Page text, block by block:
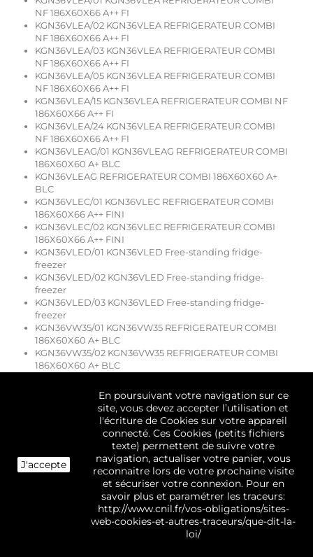
NF 186X60X66 A++ FI
KGN36VLEA/02 KGN36VLEA REFRIGERATEUR COMBI
NF 186X60X66 A++ FI
KGN36VLEA/03 KGN36VLEA REFRIGERATEUR COMBI
NF 186X60X66 A++ FI
KGN36VLEA/05 KGN36VLEA REFRIGERATEUR COMBI
NF 186X60X66 A++ FI
KGN36VLEA/15 KGN36VLEA REFRIGERATEUR COMBI NF
186X60X66 A++ FI
KGN36VLEA/24 KGN36VLEA REFRIGERATEUR COMBI
NF 186X60X66 A++ FI
KGN36VLEAG/01 KGN36VLEAG REFRIGERATEUR COMBI
186X60X60 A+ BLC
KGN36VLEAG REFRIGERATEUR COMBI 186X60X60 A+
BLC
KGN36VLEC/01 KGN36VLEC REFRIGERATEUR COMBI
186X60X66 A++ FINI
KGN36VLEC/02 KGN36VLEC REFRIGERATEUR COMBI
186X60X66 A++ FINI
KGN36VLED/01 KGN36VLED Free-standing fridge-
freezer
KGN36VLED/02 KGN36VLED Free-standing fridge-
freezer
KGN36VLED/03 KGN36VLED Free-standing fridge-
freezer
KGN36VW35/01 KGN36VW35 REFRIGERATEUR COMBI
186X60X60 A+ BLC
KGN36VW35/02 KGN36VW35 REFRIGERATEUR COMBI
186X60X60 A+ BLC
186X60X60 A+ BLC
KGN36VW35/04 KGN36VW35 REFRIGERATEUR COMBI
186X60X60 A+ BLC
KGN36VW35/05 KGN36VW35 REFRIGERATEUR COMBI
186X60X60 A+ BLC
KGN36VW35/06 KGN36VW35 REFRIGERATEUR COMBI
186X60X60 A+ BLC
KGN36VW35/07 KGN36VW35 REFRIGERATEUR COMBI
186X60X60 A+ BLC
KGN36VW35/08 KGN36VW35 REFRIGERATEUR COMBI
186X60X60 A+ BLC
KGN36VW35/09 KGN36VW35 REFRIGERATEUR COMBI
J'accepte
En poursuivant votre navigation sur ce
site, vous devez accepter l’utilisation et
l'écriture de Cookies sur votre appareil
connecté. Ces Cookies (petits fichiers
texte) permettent de suivre votre
navigation, actualiser votre panier, vous
reconnaitre lors de votre prochaine visite
et sécuriser votre connexion. Pour en
savoir plus et paramétrer les traceurs:
http://www.cnil.fr/vos-obligations/sites-
web-cookies-et-autres-traceurs/que-dit-la-
loi/